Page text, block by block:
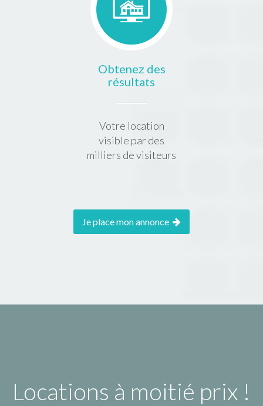
Obtenez des
résultats
Votre location
visible par des
milliers de visiteurs
Je place mon annonce
Locations à moitié prix !